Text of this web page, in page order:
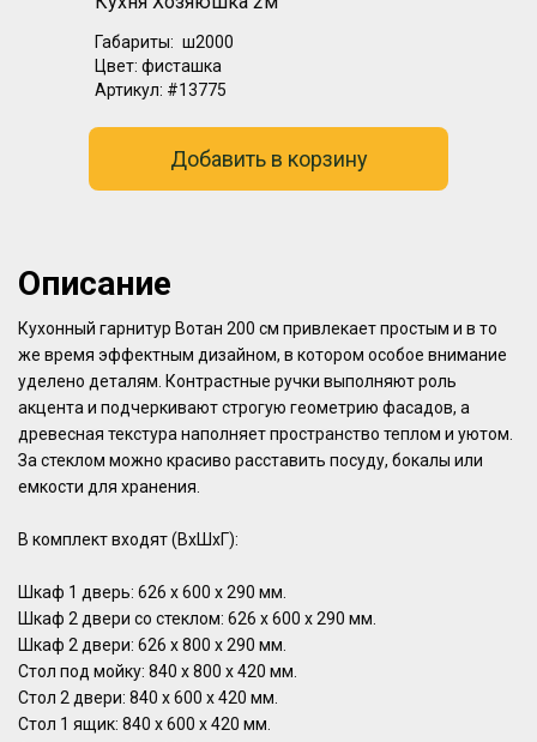
Габариты: ш2000
Цвет: фисташка
Артикул: #13775
Добавить в корзину
Описание
Кухонный гарнитур Вотан 200 см привлекает простым и в то
же время эффектным дизайном, в котором особое внимание
уделено деталям. Контрастные ручки выполняют роль
акцента и подчеркивают строгую геометрию фасадов, а
древесная текстура наполняет пространство теплом и уютом.
За стеклом можно красиво расставить посуду, бокалы или
емкости для хранения.
В комплект входят (ВхШхГ):
Шкаф 1 дверь: 626 х 600 х 290 мм.
Шкаф 2 двери со стеклом: 626 х 600 х 290 мм.
Шкаф 2 двери: 626 х 800 х 290 мм.
Стол под мойку: 840 х 800 х 420 мм.
Стол 2 двери: 840 х 600 х 420 мм.
Стол 1 ящик: 840 х 600 х 420 мм.